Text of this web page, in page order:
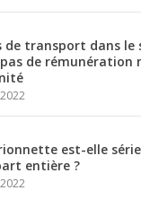
de transport dans le
de rémunération
est-elle
entière ?